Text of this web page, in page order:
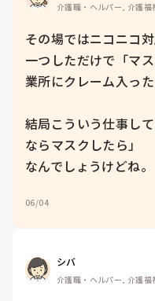
介護職・ヘルパー, 介護
その場ではニコニコ
一つしただけで「マ
業所にクレーム入っ
結局こういう仕事し
ならマスクしたら」
なんでしょうけどね。
06/04
シバ
介護職・ヘルパー, 介護